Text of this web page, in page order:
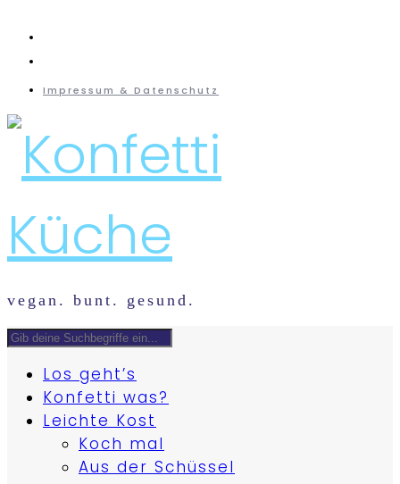
Impressum & Datenschutz
vegan. bunt. gesund.
Los geht’s
Konfetti was?
Leichte Kost
Koch mal
Aus der Schüssel